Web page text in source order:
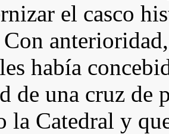
el casco
había
de una cruz de
la Catedral y